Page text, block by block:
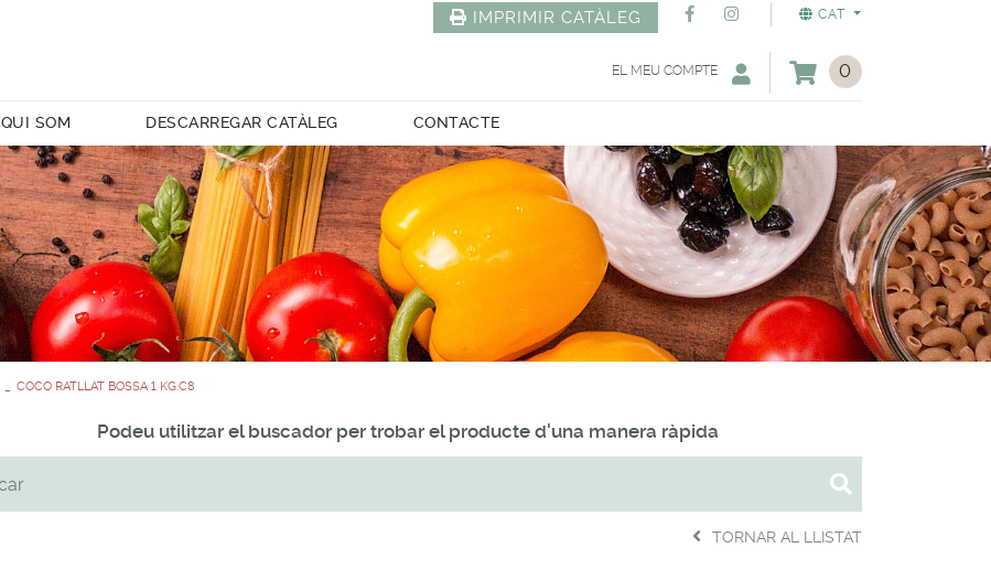
CAT
IMPRIMIR CATÀLEG
0
EL MEU COMPTE
QUI SOM DESCARREGAR CATÀLEG CONTACTE
COCO RATLLAT BOSSA 1 KG.C8
Podeu utilitzar el buscador per trobar el producte d'una manera ràpida
TORNAR AL LLISTAT